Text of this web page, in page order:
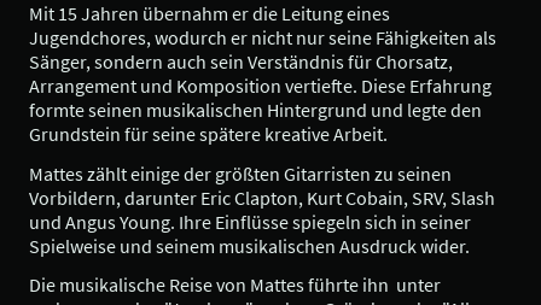
Mit 15 Jahren übernahm er die Leitung eines
Jugendchores, wodurch er nicht nur seine Fähigkeiten als
Sänger, sondern auch sein Verständnis für Chorsatz,
Arrangement und Komposition vertiefte. Diese Erfahrung
formte seinen musikalischen Hintergrund und legte den
Grundstein für seine spätere kreative Arbeit.
Mattes zählt einige der größten Gitarristen zu seinen
Vorbildern, darunter Eric Clapton, Kurt Cobain, SRV, Slash
und Angus Young. Ihre Einflüsse spiegeln sich in seiner
Spielweise und seinem musikalischen Ausdruck wider.
Die musikalische Reise von Mattes führte ihn unter